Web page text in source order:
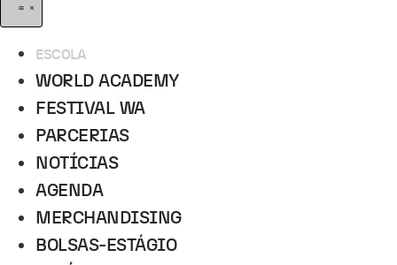
ESCOLA
WORLD ACADEMY
FESTIVAL WA
PARCERIAS
NOTÍCIAS
AGENDA
MERCHANDISING
BOLSAS-ESTÁGIO